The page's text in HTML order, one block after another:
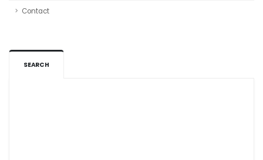
Contact
SEARCH